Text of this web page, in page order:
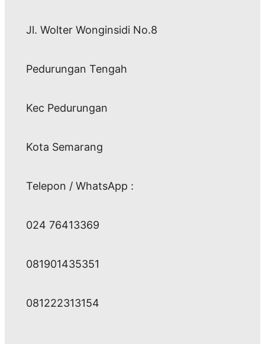
Jl. Wolter Wonginsidi No.8
Pedurungan Tengah
Kec Pedurungan
Kota Semarang
Telepon / WhatsApp :
024 76413369
081901435351
081222313154